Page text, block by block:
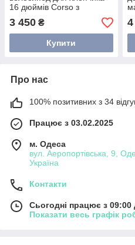
16 дюймів Corso з
підтримуючими колесами
3 450 ₴
Купити
Про нас
100% позитивних з 34
Працює з 03.02.2025
м. Одеса
вул. Аеропортівська, 9,
Україна
Контакти
Сьогодні працює з 09:00
Показати весь графік